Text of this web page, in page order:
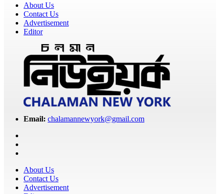
About Us
Contact Us
Advertisement
Editor
Email: chalamannewyork@gmail.com
About Us
Contact Us
Advertisement